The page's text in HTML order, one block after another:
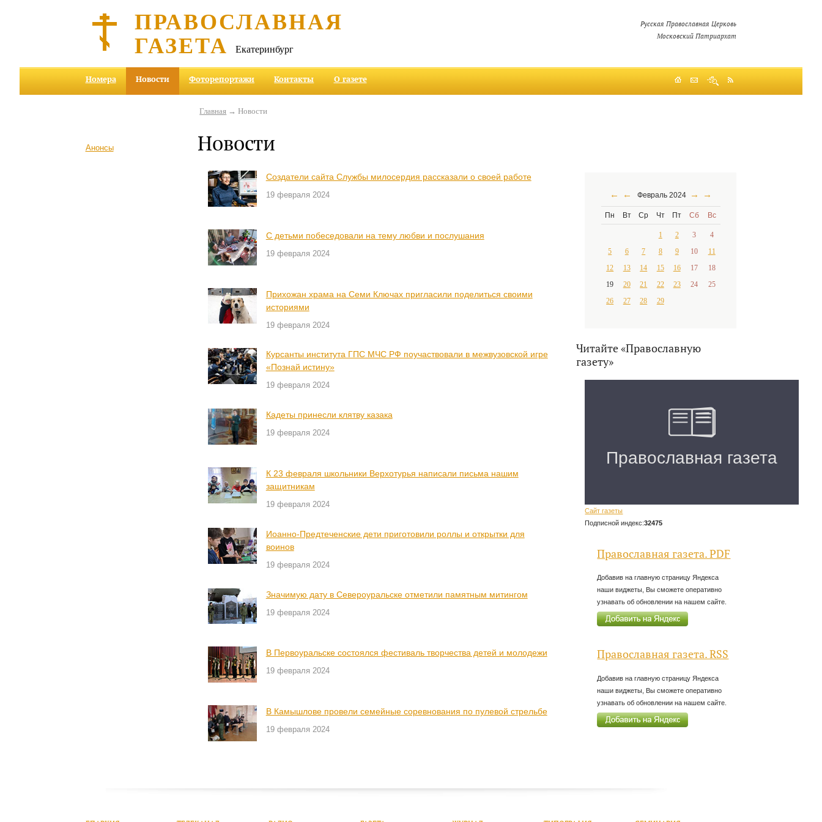
ПРАВОСЛАВНАЯ
ГАЗЕТА Екатеринбург
Русская Православная Церковь
Московский Патриархат
Номера Новости Фоторепортажи Контакты О газете
Анонсы
Главная → Новости
Новости
Создатели сайта Службы милосердия рассказали о своей работе
19 февраля 2024
С детьми побеседовали на тему любви и послушания
19 февраля 2024
Прихожан храма на Семи Ключах пригласили поделиться своими
историями
19 февраля 2024
Курсанты института ГПС МЧС РФ поучаствовали в межвузовской игре
«Познай истину»
19 февраля 2024
Кадеты принесли клятву казака
19 февраля 2024
К 23 февраля школьники Верхотурья написали письма нашим
защитникам
19 февраля 2024
Иоанно-Предтеченские дети приготовили роллы и открытки для
воинов
19 февраля 2024
Значимую дату в Североуральске отметили памятным митингом
19 февраля 2024
В Первоуральске состоялся фестиваль творчества детей и молодежи
19 февраля 2024
В Камышлове провели семейные соревнования по пулевой стрельбе
19 февраля 2024
← ← Февраль 2024 → →
Пн Вт Ср Чт Пт Сб Вс
1 2 3
4
5
6 7 8 9 10
11
12
13 14 15 16 17
18
19
20 21 22 23 24
25
26
27 28 29
Читайте «Православную
газету»
Сайт газеты
Подписной индекс:32475
Православная газета. PDF
Добавив на главную страницу Яндекса
наши виджеты, Вы сможете оперативно
узнавать об обновлении на нашем сайте.
Православная газета. RSS
Добавив на главную страницу Яндекса
наши виджеты, Вы сможете оперативно
узнавать об обновлении на нашем сайте.